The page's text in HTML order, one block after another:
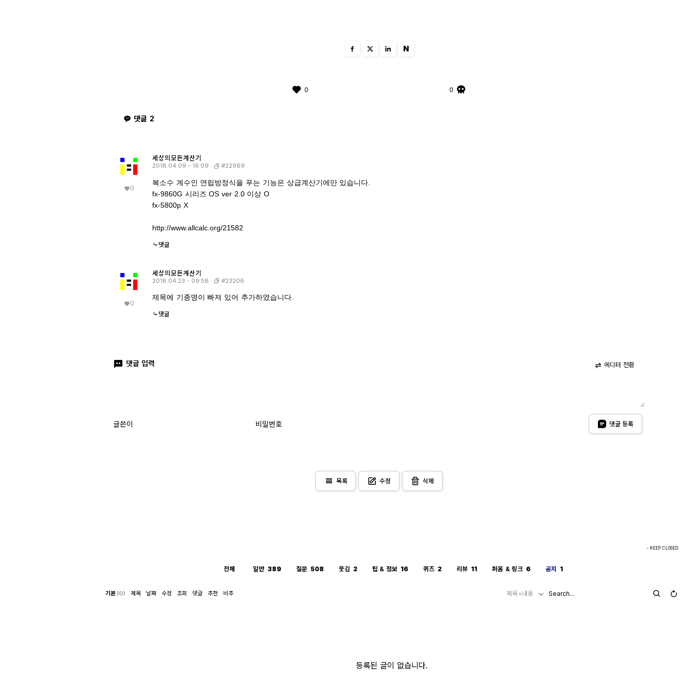
N
0 0
댓글 2
0
세상의모든계산기
2018.04.09 - 16:09 #22989
복소수 계수인 연립방정식을 푸는 기능은 상급계산기에만 있습니다.
fx-9860G 시리즈 OS ver 2.0 이상 O
fx-5800p X
http://www.allcalc.org/21582
댓글
0
세상의모든계산기
2018.04.23 - 09:58 #23206
제목에 기종명이 빠져 있어 추가하였습니다.
댓글
댓글 입력 에디터 전환
글쓴이 비밀번호 댓글 등록
view_headline 목록 수정 삭제
- KEEP CLOSED
전체 일반 389 질문 508 웃김 2 팁 & 정보 16 퀴즈 2 리뷰 11 퍼옴 & 링크 6 공지 1
기본 (0) 제목 날짜 수정 조회 댓글 추천 비추 제목+내용
등록된 글이 없습니다.